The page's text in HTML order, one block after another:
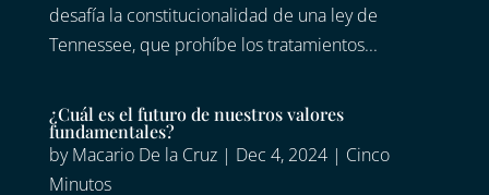
desafía la constitucionalidad de una ley de
Tennessee, que prohíbe los tratamientos...
¿Cuál es el futuro de nuestros valores
fundamentales?
byMacario De la Cruz| Dec 4, 2024| Cinco
Minutos